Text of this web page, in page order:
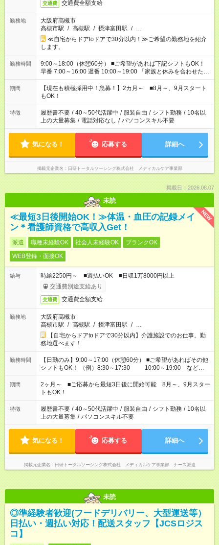
交通費 交通費全額支給
勤務地
大阪府高槻市
高槻市駅 / 高槻駅 / 摂津富田駅 / …
≪自宅からドアtoドアで30分以内！≫ご希望の勤務地を紹介
します。
勤務時間
9:00～18:00（休憩60分） ■ご希望があれば下記シフトもOK！
早番 7:00～16:00 遅番 10:00～19:00 「家族と休みを合わせた
い」 「余裕を持って夕飯の準備がしたい」 「できれば残業はし
たくない」 など、ご希望を教えてくださいね。 ※Wワーク希望
の方へ 今ご覧のお仕事で希望する勤務時間と、もう1つのお仕事
の勤務時間。 合計で週40時間を超える場合は応募できません。
期間
【現在も積極採用中！急募！】2カ月～ ■8月～、9月スタート
もOK！
特徴 履歴書不要 / 40～50代活躍中 / 服装自由 / シフト勤務 / 10名以
上の大量募集 / 電話対応なし / パソコンスキル不要
気になる！ 応募する 詳細へ
掲載元企業名 日研トータルソーシング株式会社 メディカルケア事業部
掲載日：2026.08.07
未読
NEW
≪最短3日後開始OK！≫体温・血圧の記録メイ
ン＊看護師資格で高収入Get！
派遣 職種未経験OK 社会人未経験OK
ブランクOK
WEB登録・面接OK
給与
時給2250円～ ■週払いOK ■日収1万8000円以上
交通費別途支給あり
交通費 交通費全額支給
勤務地
大阪府高槻市
高槻市駅 / 高槻駅 / 摂津富田駅 / …
【自宅からドアtoドアで30分以内】介護施設でのお仕事。勤
務地選べます！
勤務時間
【日勤のみ】9:00～17:00（休憩60分） ■ご希望があればその他
シフトもOK！ （例）8:30～17:30 10:00～19:00 など
「家族とお休みを合わせたい」 「できれば残業はしたくない」
など、あなたのご希望に沿ったお仕事をご紹介します！ ※Wワ
ーク希望の方へ 今ご覧のお仕事で希望する勤務時間と、もう1つ
のお仕事の勤務時間。 合計で週40時間を超える場合は応募でき
ません
期間
2ヶ月～ ■ご応募から最短3日後に開始可能 8月～、9月スター
トもOK！
特徴 履歴書不要 / 40～50代活躍中 / 服装自由 / シフト勤務 / 10名以
上の大量募集 / パソコンスキル不要
気になる！ 応募する 詳細へ
掲載元企業名 日研トータルソーシング株式会社 メディカルケア事業部 ナース派遣
未読
◎準経験者歓迎(フードデリバリー、大型運送等）
日払い・週払い対応！配送スタッフ【JCSロジス
コ】